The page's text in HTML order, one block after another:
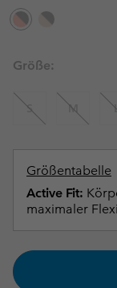
Größe:
S M
Größentabelle
Active Fit:
maximaler